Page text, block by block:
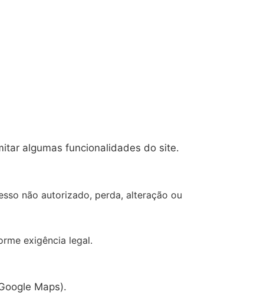
algumas funcionalidades do site.
não autorizado, perda, alteração ou
exigência legal.
Maps).